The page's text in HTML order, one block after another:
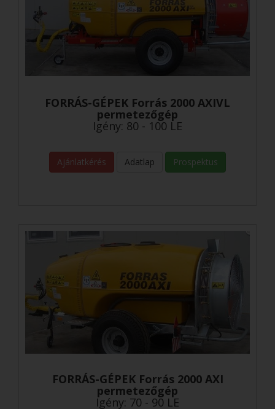
FORRÁS-GÉPEK Forrás 2000 AXIVL
permetezőgép
Igény: 80 - 100 LE
Ajánlatkérés Adatlap Prospektus
FORRÁS-GÉPEK Forrás 2000 AXI
permetezőgép
Igény: 70 - 90 LE